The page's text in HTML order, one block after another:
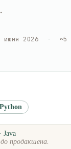
июня 2026 ~5
Python
Java
продакшена.